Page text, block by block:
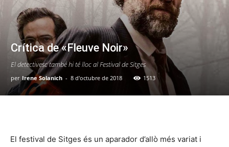
Crítica de «Fleuve Noir»
El detectivesc també hi té lloc al Festival de Sitges
per Irene Solanich - 8 d'octubre de 2018 1513
El festival de Sitges és un aparador d’allò més variat i